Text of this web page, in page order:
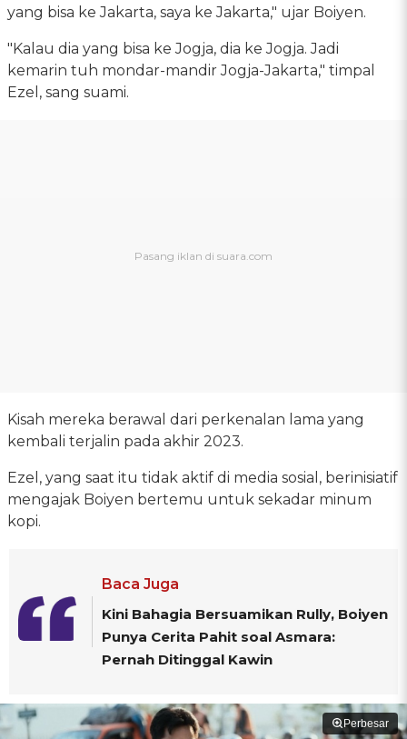
yang bisa ke Jakarta, saya ke Jakarta," ujar Boiyen.
"Kalau dia yang bisa ke Jogja, dia ke Jogja. Jadi
kemarin tuh mondar-mandir Jogja-Jakarta," timpal
Ezel, sang suami.
Kisah mereka berawal dari perkenalan lama yang
kembali terjalin pada akhir 2023.
Ezel, yang saat itu tidak aktif di media sosial, berinisiatif
mengajak Boiyen bertemu untuk sekadar minum
kopi.
Baca Juga
Kini Bahagia Bersuamikan Rully, Boiyen
Punya Cerita Pahit soal Asmara:
Pernah Ditinggal Kawin
Perbesar